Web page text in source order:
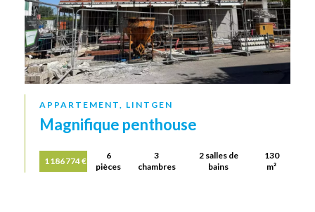
APPARTEMENT, LINTGEN
Magnifique penthouse
1 186 774 €
6
pièces
3
chambres
2 salles de
bains
130
m²